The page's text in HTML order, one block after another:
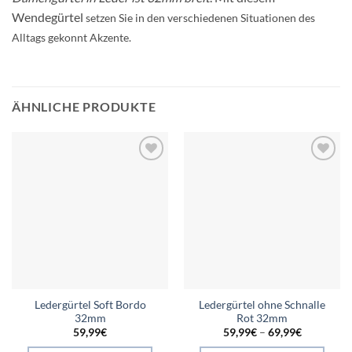
Wendegürtel setzen Sie in den verschiedenen Situationen des
Alltags gekonnt Akzente.
ÄHNLICHE PRODUKTE
Ledergürtel Soft Bordo
32mm
59,99€
Ledergürtel ohne Schnalle
Rot 32mm
59,99€– 69,99€